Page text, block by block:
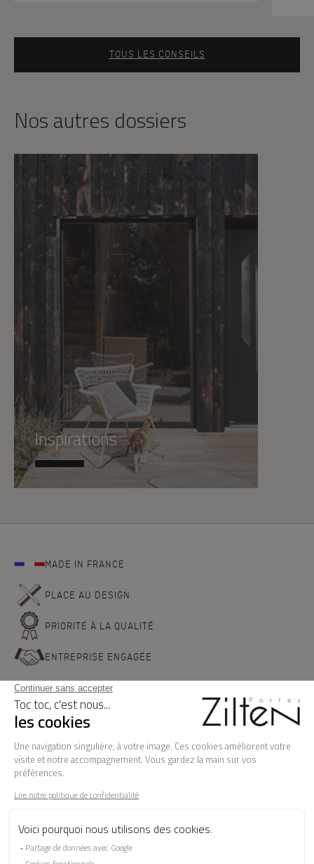
TOUS LES CONSEILS
Nos autres dossiers
Inspirations
MADE IN FRANCE
PLACE AU DESIGN
PRIORITÉ À LA QUALITÉ
ENTREPRISE ENGAGÉE
NOS PORTES D'ENTREE
LA MARQUE
BESOIN D'AIDE ?
Les garanties
Le SAV